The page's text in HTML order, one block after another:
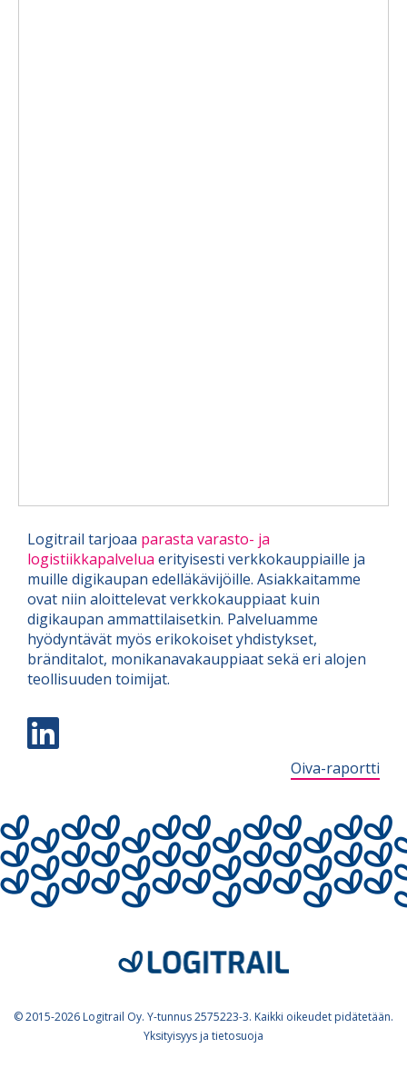
Logitrail tarjoaa parasta varasto- ja
logistiikkapalvelua erityisesti verkkokauppiaille ja
muille digikaupan edelläkävijöille. Asiakkaitamme
ovat niin aloittelevat verkkokauppiaat kuin
digikaupan ammattilaisetkin. Palveluamme
hyödyntävät myös erikokoiset yhdistykset,
bränditalot, monikanavakauppiaat sekä eri alojen
teollisuuden toimijat.

Oiva-raportti
© 2015-2026 Logitrail Oy. Y-tunnus 2575223-3. Kaikki oikeudet pidätetään.
Yksityisyys ja tietosuoja